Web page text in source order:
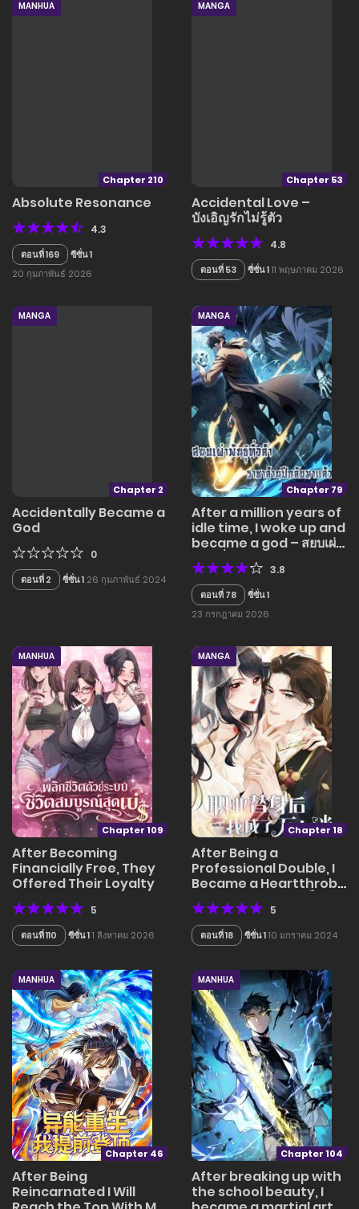
Chapter 210
MANHUA
Absolute Resonance
4.3
ตอนที่ 169
ซีซั่น 1
20 กุมภาพันธ์ 2026
Chapter 53
MANGA
Accidental Love –
บังเอิญรักไม่รู้ตัว
4.8
ตอนที่ 53 ซี่ซั่น 111 พฤษภาคม 2026
Chapter 2
MANGA
Accidentally Became a
God
0
ตอนที่ 2 ซี่ซั่น 1 26 กุมภาพันธ์ 2024
Chapter 79
MANGA
After a million years of
idle time, I woke up and
became a god – สยบเผ่า
พันธุ์ทั่วล้า ราชาล้านปีกลับ
มาแล้ว
3.8
ตอนที่ 78
ซี่ซั่น 1
23 กรกฎาคม 2026
Chapter 109
MANHUA
After Becoming
Financially Free, They
Offered Their Loyalty
5
ตอนที่ 110 ซีซั่น 11 สิงหาคม 2026
Chapter 18
MANGA
After Being a
Professional Double, I
Became a Heartthrob
– สแตนด์อินอย่างฉันก็มี
หัวใจนะ
5
ตอนที่ 18 ซีซั่น 110 มกราคม 2024
Chapter 46
MANHUA
After Being
Reincarnated I Will
Chapter 104
MANHUA
After breaking up with
the school beauty, I